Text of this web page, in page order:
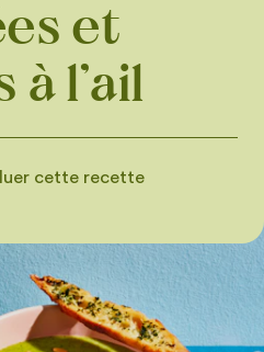
et
l’ail
cette recette